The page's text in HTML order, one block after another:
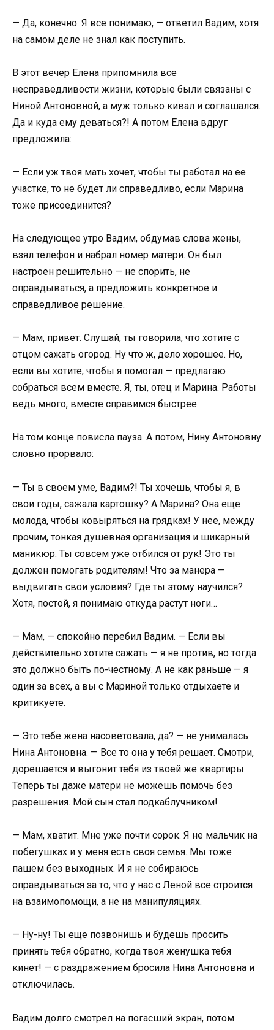
— Да, конечно. Я все понимаю, — ответил Вадим, хотя
на самом деле не знал как поступить.
В этот вечер Елена припомнила все
несправедливости жизни, которые были связаны с
Ниной Антоновной, а муж только кивал и соглашался.
Да и куда ему деваться?! А потом Елена вдруг
предложила:
— Если уж твоя мать хочет, чтобы ты работал на ее
участке, то не будет ли справедливо, если Марина
тоже присоединится?
На следующее утро Вадим, обдумав слова жены,
взял телефон и набрал номер матери. Он был
настроен решительно — не спорить, не
оправдываться, а предложить конкретное и
справедливое решение.
— Мам, привет. Слушай, ты говорила, что хотите с
отцом сажать огород. Ну что ж, дело хорошее. Но,
если вы хотите, чтобы я помогал — предлагаю
собраться всем вместе. Я, ты, отец и Марина. Работы
ведь много, вместе справимся быстрее.
На том конце повисла пауза. А потом, Нину Антоновну
словно прорвало:
— Ты в своем уме, Вадим?! Ты хочешь, чтобы я, в
свои годы, сажала картошку? А Марина? Она еще
молода, чтобы ковыряться на грядках! У нее, между
прочим, тонкая душевная организация и шикарный
маникюр. Ты совсем уже отбился от рук! Это ты
должен помогать родителям! Что за манера —
выдвигать свои условия? Где ты этому научился?
Хотя, постой, я понимаю откуда растут ноги…
— Мам, — спокойно перебил Вадим. — Если вы
действительно хотите сажать — я не против, но тогда
это должно быть по-честному. А не как раньше — я
один за всех, а вы с Мариной только отдыхаете и
критикуете.
— Это тебе жена насоветовала, да? — не унималась
Нина Антоновна. — Все то она у тебя решает. Смотри,
дорешается и выгонит тебя из твоей же квартиры.
Теперь ты даже матери не можешь помочь без
разрешения. Мой сын стал подкаблучником!
— Мам, хватит. Мне уже почти сорок. Я не мальчик на
побегушках и у меня есть своя семья. Мы тоже
пашем без выходных. И я не собираюсь
оправдываться за то, что у нас с Леной все строится
на взаимопомощи, а не на манипуляциях.
— Ну-ну! Ты еще позвонишь и будешь просить
принять тебя обратно, когда твоя женушка тебя
кинет! — с раздражением бросила Нина Антоновна и
отключилась.
Вадим долго смотрел на погасший экран, потом